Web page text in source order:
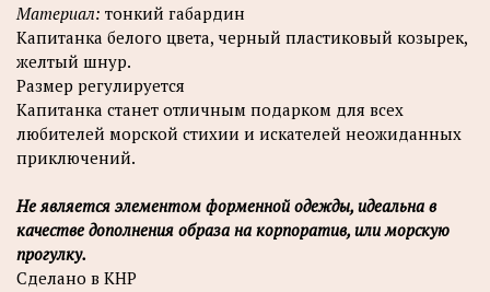
Материал: тонкий габардин
Капитанка белого цвета, черный пластиковый козырек,
желтый шнур.
Размер регулируется
Капитанка станет отличным подарком для всех
любителей морской стихии и искателей неожиданных
приключений.
Не является элементом форменной одежды, идеальна в
качестве дополнения образа на корпоратив, или морскую
прогулку.
Сделано в КНР